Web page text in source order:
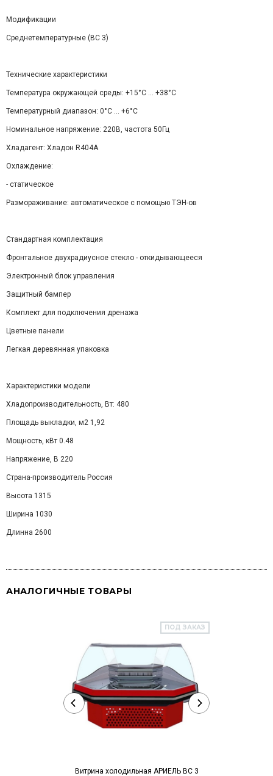
Модификации
Среднетемпературные (ВС 3)
Технические характеристики
Температура окружающей среды: +15°C ... +38°C
Температурный диапазон: 0°С ... +6°С
Номинальное напряжение: 220В, частота 50Гц
Хладагент: Хладон R404А
Охлаждение:
- статическое
Размораживание: автоматическое с помощью ТЭН-ов
Стандартная комплектация
Фронтальное двухрадиусное стекло - откидывающееся
Электронный блок управления
Защитный бампер
Комплект для подключения дренажа
Цветные панели
Легкая деревянная упаковка
Характеристики модели
Хладопроизводительность, Вт: 480
Площадь выкладки, м2 1,92
Мощность, кВт 0.48
Напряжение, В 220
Страна-производитель Россия
Высота 1315
Ширина 1030
Длинна 2600
АНАЛОГИЧНЫЕ ТОВАРЫ
ПОД ЗАКАЗ
Витрина холодильная AРИЕЛЬ ВС 3